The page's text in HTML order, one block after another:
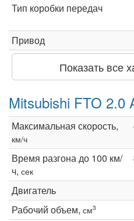
Тип коробки передач
Привод
Показать все
Mitsubishi FTO 2.0
Максимальная скорость,
км/ч
Время разгона до 100 км/
ч, сек
Двигатель
Рабочий объем, см3